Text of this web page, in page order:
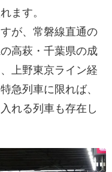
ます。
が、常磐線直通の
高萩・千葉県の成
上野東京ライン経
急列車に限れば、
れる列車も存在し